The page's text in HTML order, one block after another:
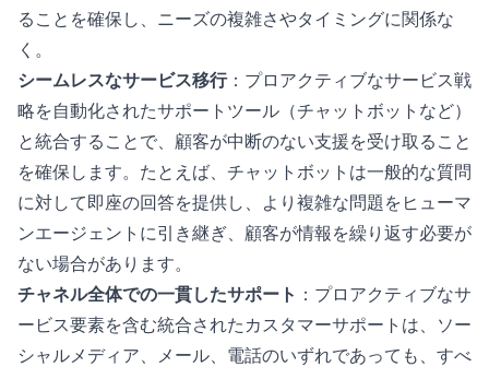
ることを確保し、ニーズの複雑さやタイミングに関係な
く。
シームレスなサービス移行：プロアクティブなサービス戦
略を自動化されたサポートツール（チャットボットなど）
と統合することで、顧客が中断のない支援を受け取ること
を確保します。たとえば、チャットボットは一般的な質問
に対して即座の回答を提供し、より複雑な問題をヒューマ
ンエージェントに引き継ぎ、顧客が情報を繰り返す必要が
ない場合があります。
チャネル全体での一貫したサポート ：プロアクティブなサ
ービス要素を含む統合されたカスタマーサポートは、ソー
シャルメディア、メール、電話のいずれであっても、すべ